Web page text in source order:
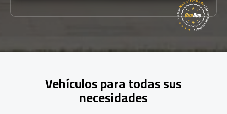
Vehículos para todas sus
necesidades